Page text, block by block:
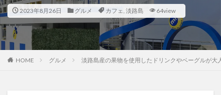
2023年8月26日 グルメ カフェ, 淡路島 64view
HOME グルメ 淡路島産の果物を使用したドリンクやベーグルが大